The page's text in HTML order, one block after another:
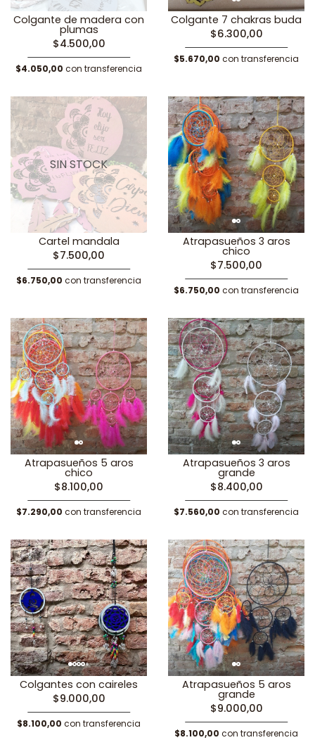
Colgante de madera con
plumas
$4.500,00
$4.050,00 con transferencia
Colgante 7 chakras buda
$6.300,00
$5.670,00 con transferencia
SIN STOCK
Cartel mandala
$7.500,00
$6.750,00 con transferencia
Atrapasueños 3 aros
chico
$7.500,00
$6.750,00 con transferencia
Atrapasueños 5 aros
chico
$8.100,00
$7.290,00 con transferencia
Atrapasueños 3 aros
grande
$8.400,00
$7.560,00 con transferencia
Colgantes con caireles
$9.000,00
$8.100,00 con transferencia
Atrapasueños 5 aros
grande
$9.000,00
$8.100,00 con transferencia